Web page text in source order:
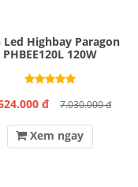
Led Highbay Paragon
PHBEE120L 120W
đ 7.030.000 đ
Xem ngay